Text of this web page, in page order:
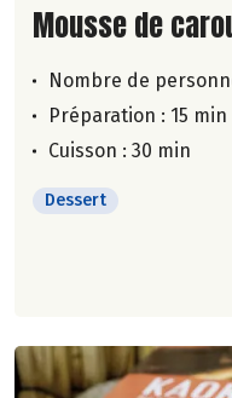
Lire la suite de
Mousse de
Nombre de
Préparation : 15 min
Cuisson : 30 min
Dessert